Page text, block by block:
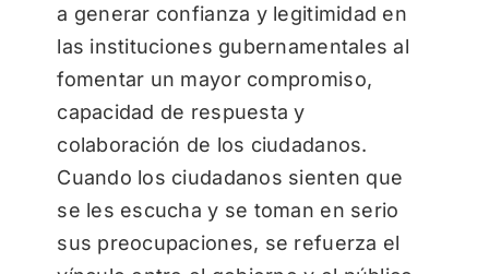
a generar confianza y legitimidad en
las instituciones gubernamentales al
fomentar un mayor compromiso,
capacidad de respuesta y
colaboración de los ciudadanos.
Cuando los ciudadanos sienten que
se les escucha y se toman en serio
sus preocupaciones, se refuerza el